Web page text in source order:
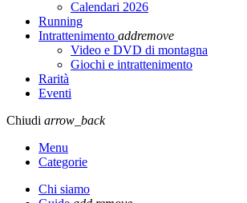
Calendari 2026
Running
Intrattenimento addremove
Video e DVD di montagna
Giochi e intrattenimento
Rarità
Eventi
Chiudi arrow_back
Menu
Categorie
Chi siamo